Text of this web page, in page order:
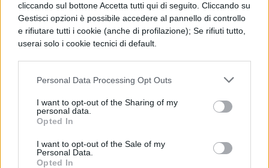
cliccando sul bottone Accetta tutti qui di seguito. Cliccando su
Gestisci opzioni è possibile accedere al pannello di controllo
e rifiutare tutti i cookie (anche di profilazione); Se rifiuti tutto,
userai solo i cookie tecnici di default.
Personal Data Processing Opt Outs
I want to opt-out of the Sharing of my
personal data.
Opted In
I want to opt-out of the Sale of my
Personal Data.
Opted In
MATURITÀ
Maturità 2026, il sud
domina con 14.123 lodi
bonus
Programma Rita Levi
Montalcini, 54 vincitori